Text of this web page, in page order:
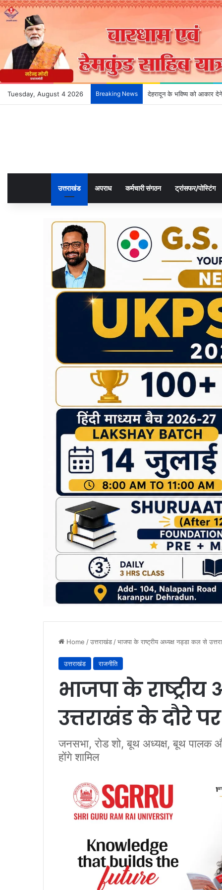
Tuesday, August 4 2026 Breaking News देहरादून के भविष्य को आकार देने
उत्तराखंड अपराध कर्मचारी संगठन ट्रांसफर/पोस्टिंग
Home /उत्तराखंड/भाजपा के राष्ट्रीय अध्यक्ष नड्डा कल से
उत्तराखंड राजनीति
भाजपा के
उत्तराखंड के दौरे पर
जनसभा, रोड शो, बूथ अध्यक्ष, बूथ पालक
होंगे शामिल